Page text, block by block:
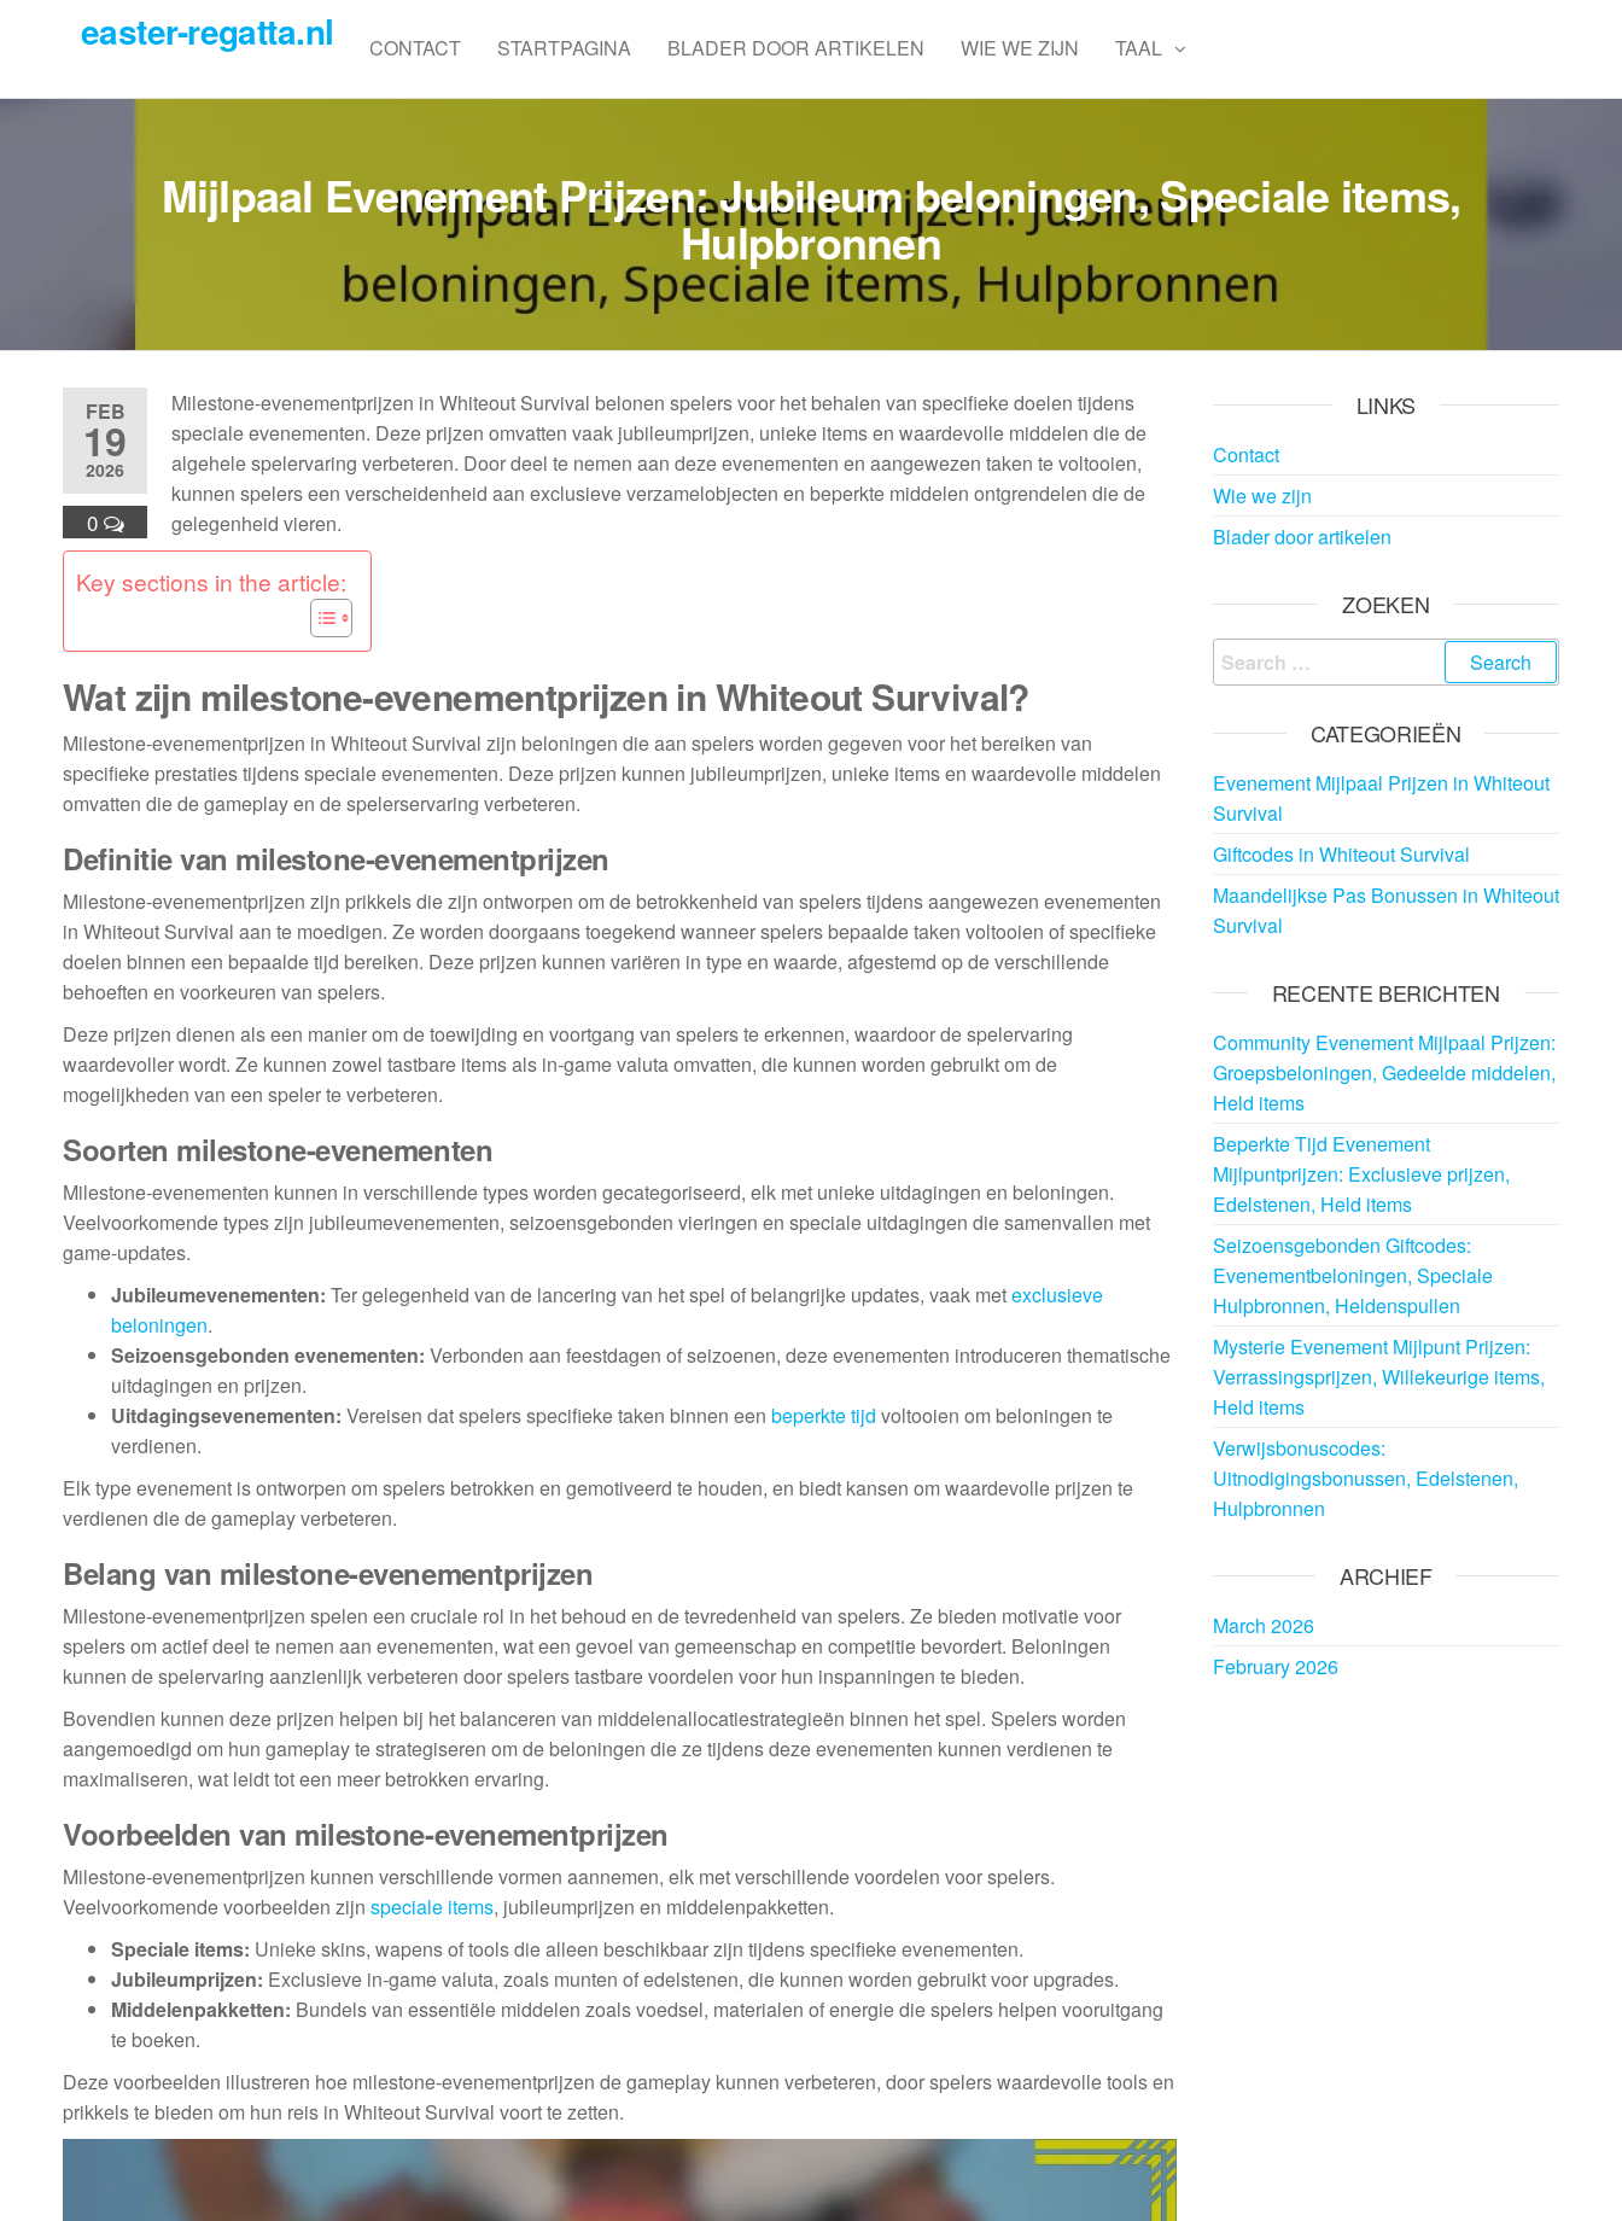
content
easter-regatta.nl CONTACT STARTPAGINA BLADER DOOR ARTIKELEN WIE WE ZIJN TAAL
Mijlpaal Evenement Prijzen: Jubileum beloningen, Speciale items,
Hulpbronnen
FEB
19
2026
0
Milestone-evenementprijzen in Whiteout Survival belonen spelers voor het behalen van specifieke doelen tijdens
speciale evenementen. Deze prijzen omvatten vaak jubileumprijzen, unieke items en waardevolle middelen die de
algehele spelervaring verbeteren. Door deel te nemen aan deze evenementen en aangewezen taken te voltooien,
kunnen spelers een verscheidenheid aan exclusieve verzamelobjecten en beperkte middelen ontgrendelen die de
gelegenheid vieren.
Key sections in the article:
Wat zijn milestone-evenementprijzen in Whiteout Survival?
Milestone-evenementprijzen in Whiteout Survival zijn beloningen die aan spelers worden gegeven voor het bereiken van
specifieke prestaties tijdens speciale evenementen. Deze prijzen kunnen jubileumprijzen, unieke items en waardevolle middelen
omvatten die de gameplay en de spelerservaring verbeteren.
Definitie van milestone-evenementprijzen
Milestone-evenementprijzen zijn prikkels die zijn ontworpen om de betrokkenheid van spelers tijdens aangewezen evenementen
in Whiteout Survival aan te moedigen. Ze worden doorgaans toegekend wanneer spelers bepaalde taken voltooien of specifieke
doelen binnen een bepaalde tijd bereiken. Deze prijzen kunnen variëren in type en waarde, afgestemd op de verschillende
behoeften en voorkeuren van spelers.
Deze prijzen dienen als een manier om de toewijding en voortgang van spelers te erkennen, waardoor de spelervaring
waardevoller wordt. Ze kunnen zowel tastbare items als in-game valuta omvatten, die kunnen worden gebruikt om de
mogelijkheden van een speler te verbeteren.
Soorten milestone-evenementen
Milestone-evenementen kunnen in verschillende types worden gecategoriseerd, elk met unieke uitdagingen en beloningen.
Veelvoorkomende types zijn jubileumevenementen, seizoensgebonden vieringen en speciale uitdagingen die samenvallen met
game-updates.
Jubileumevenementen: Ter gelegenheid van de lancering van het spel of belangrijke updates, vaak metexclusieve
beloningen.
Seizoensgebonden evenementen: Verbonden aan feestdagen of seizoenen, deze evenementen introduceren thematische
uitdagingen en prijzen.
Uitdagingsevenementen: Vereisen dat spelers specifieke taken binnen een beperkte tijd voltooien om beloningen te
verdienen.
Elk type evenement is ontworpen om spelers betrokken en gemotiveerd te houden, en biedt kansen om waardevolle prijzen te
verdienen die de gameplay verbeteren.
Belang van milestone-evenementprijzen
Milestone-evenementprijzen spelen een cruciale rol in het behoud en de tevredenheid van spelers. Ze bieden motivatie voor
spelers om actief deel te nemen aan evenementen, wat een gevoel van gemeenschap en competitie bevordert. Beloningen
kunnen de spelervaring aanzienlijk verbeteren door spelers tastbare voordelen voor hun inspanningen te bieden.
Bovendien kunnen deze prijzen helpen bij het balanceren van middelenallocatiestrategieën binnen het spel. Spelers worden
aangemoedigd om hun gameplay te strategiseren om de beloningen die ze tijdens deze evenementen kunnen verdienen te
maximaliseren, wat leidt tot een meer betrokken ervaring.
Voorbeelden van milestone-evenementprijzen
Milestone-evenementprijzen kunnen verschillende vormen aannemen, elk met verschillende voordelen voor spelers.
Veelvoorkomende voorbeelden zijn speciale items, jubileumprijzen en middelenpakketten.
Speciale items: Unieke skins, wapens of tools die alleen beschikbaar zijn tijdens specifieke evenementen.
Jubileumprijzen: Exclusieve in-game valuta, zoals munten of edelstenen, die kunnen worden gebruikt voor upgrades.
Middelenpakketten: Bundels van essentiële middelen zoals voedsel, materialen of energie die spelers helpen vooruitgang
te boeken.
Deze voorbeelden illustreren hoe milestone-evenementprijzen de gameplay kunnen verbeteren, door spelers waardevolle tools en
prikkels te bieden om hun reis in Whiteout Survival voort te zetten.
LINKS
Contact
Wie we zijn
Blader door artikelen
ZOEKEN
Search
for:
CATEGORIEËN
Evenement Mijlpaal Prijzen in Whiteout
Survival
Giftcodes in Whiteout Survival
Maandelijkse Pas Bonussen in Whiteout
Survival
RECENTE BERICHTEN
Community Evenement Mijlpaal Prijzen:
Groepsbeloningen, Gedeelde middelen,
Held items
Beperkte Tijd Evenement
Mijlpuntprijzen: Exclusieve prijzen,
Edelstenen, Held items
Seizoensgebonden Giftcodes:
Evenementbeloningen, Speciale
Hulpbronnen, Heldenspullen
Mysterie Evenement Mijlpunt Prijzen:
Verrassingsprijzen, Willekeurige items,
Held items
Verwijsbonuscodes:
Uitnodigingsbonussen, Edelstenen,
Hulpbronnen
ARCHIEF
March 2026
February 2026